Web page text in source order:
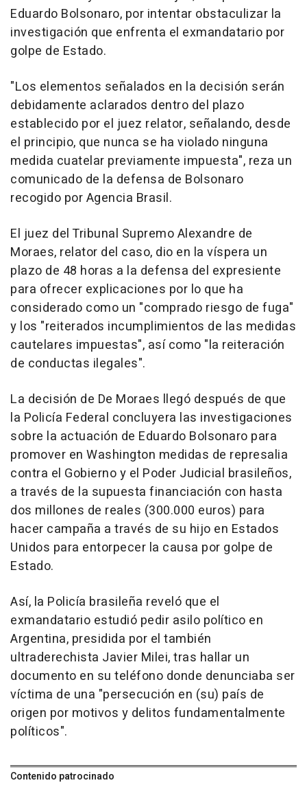
Eduardo Bolsonaro, por intentar obstaculizar la
investigación que enfrenta el exmandatario por
golpe de Estado.
"Los elementos señalados en la decisión serán
debidamente aclarados dentro del plazo
establecido por el juez relator, señalando, desde
el principio, que nunca se ha violado ninguna
medida cuatelar previamente impuesta", reza un
comunicado de la defensa de Bolsonaro
recogido por Agencia Brasil.
El juez del Tribunal Supremo Alexandre de
Moraes, relator del caso, dio en la víspera un
plazo de 48 horas a la defensa del expresiente
para ofrecer explicaciones por lo que ha
considerado como un "comprado riesgo de fuga"
y los "reiterados incumplimientos de las medidas
cautelares impuestas", así como "la reiteración
de conductas ilegales".
La decisión de De Moraes llegó después de que
la Policía Federal concluyera las investigaciones
sobre la actuación de Eduardo Bolsonaro para
promover en Washington medidas de represalia
contra el Gobierno y el Poder Judicial brasileños,
a través de la supuesta financiación con hasta
dos millones de reales (300.000 euros) para
hacer campaña a través de su hijo en Estados
Unidos para entorpecer la causa por golpe de
Estado.
Así, la Policía brasileña reveló que el
exmandatario estudió pedir asilo político en
Argentina, presidida por el también
ultraderechista Javier Milei, tras hallar un
documento en su teléfono donde denunciaba ser
víctima de una "persecución en (su) país de
origen por motivos y delitos fundamentalmente
políticos".
Contenido patrocinado